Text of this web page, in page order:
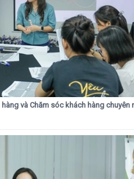
và Chăm sóc khách hàng chuyên